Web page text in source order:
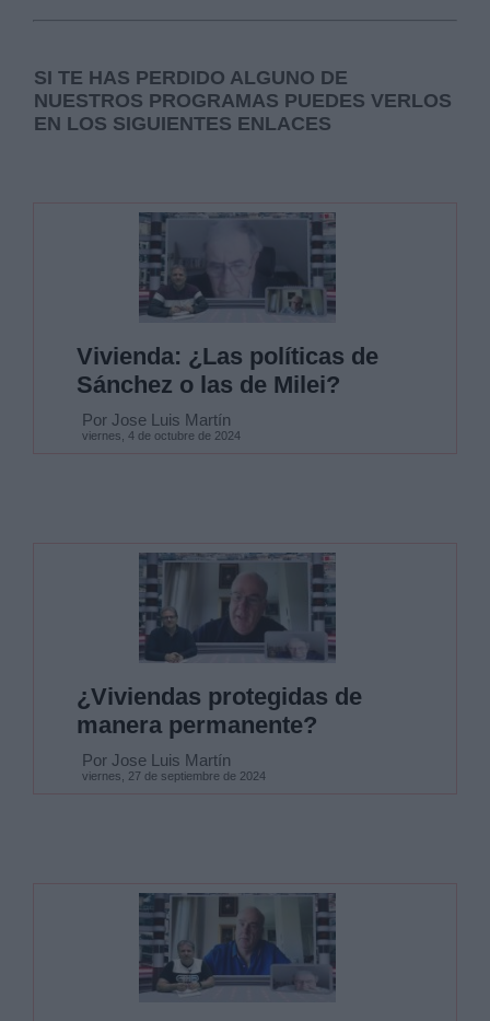
SI TE HAS PERDIDO ALGUNO DE
NUESTROS PROGRAMAS PUEDES VERLOS
EN LOS SIGUIENTES ENLACES
Vivienda: ¿Las políticas de
Sánchez o las de Milei?
Por Jose Luis Martín
viernes, 4 de octubre de 2024
¿Viviendas protegidas de
manera permanente?
Por Jose Luis Martín
viernes, 27 de septiembre de 2024